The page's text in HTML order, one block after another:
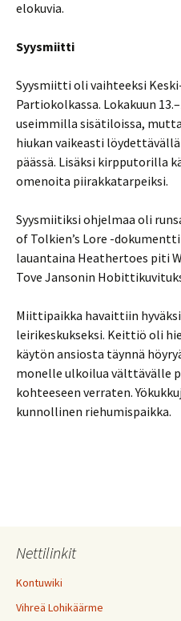
elokuvia.
Syysmiitti
Syysmiitti oli vaihteeksi
Partiokolkassa. Lokakuun
useimmilla sisätiloissa,
hiukan vaikeasti
päässä. Lisäksi kirpputorilla
omenoita piirakkatarpeiksi.
Syysmiitiksi ohjelmaa oli
of Tolkien’s Lore -
lauantaina Heathertoes piti
Tove Jansonin
Miittipaikka havaittiin
leirikeskukseksi. Keittiö oli
käytön ansiosta täynnä
monelle ulkoilua välttävälle
kohteeseen verraten.
kunnollinen riehumispaikka.
Nettilinkit
Kontuwiki
Vihreä Lohikäärme